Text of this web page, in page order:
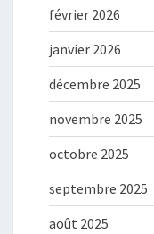
février 2026
janvier 2026
décembre 2025
novembre 2025
octobre 2025
septembre 2025
août 2025